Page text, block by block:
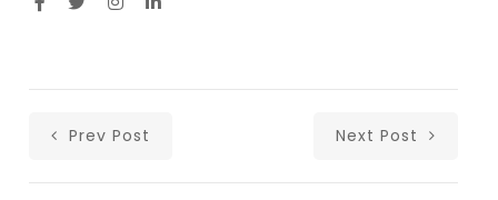
Prev Post Next Post